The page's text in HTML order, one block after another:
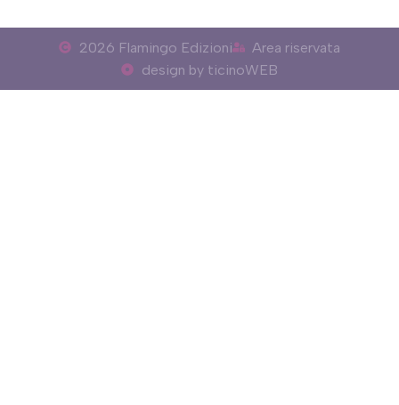
2026 Flamingo Edizioni
Area riservata
design by ticinoWEB